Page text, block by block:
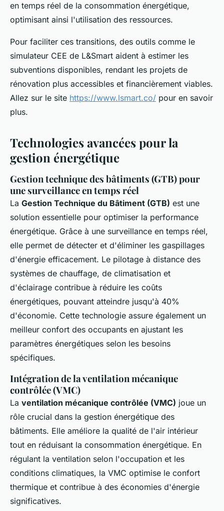
en temps réel de la consommation énergétique,
optimisant ainsi l'utilisation des ressources.
Pour faciliter ces transitions, des outils comme le
simulateur CEE de L&Smart aident à estimer les
subventions disponibles, rendant les projets de
rénovation plus accessibles et financièrement viables.
Allez sur le site https://www.lsmart.co/ pour en savoir
plus.
Technologies avancées pour la
gestion énergétique
Gestion technique des bâtiments (GTB) pour
une surveillance en temps réel
La Gestion Technique du Bâtiment (GTB) est une
solution essentielle pour optimiser la performance
énergétique. Grâce à une surveillance en temps réel,
elle permet de détecter et d'éliminer les gaspillages
d'énergie efficacement. Le pilotage à distance des
systèmes de chauffage, de climatisation et
d'éclairage contribue à réduire les coûts
énergétiques, pouvant atteindre jusqu'à 40%
d'économie. Cette technologie assure également un
meilleur confort des occupants en ajustant les
paramètres énergétiques selon les besoins
spécifiques.
Intégration de la ventilation mécanique
contrôlée (VMC)
La ventilation mécanique contrôlée (VMC) joue un
rôle crucial dans la gestion énergétique des
bâtiments. Elle améliore la qualité de l'air intérieur
tout en réduisant la consommation énergétique. En
régulant la ventilation selon l'occupation et les
conditions climatiques, la VMC optimise le confort
thermique et contribue à des économies d'énergie
significatives.